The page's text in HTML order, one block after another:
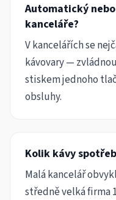
Automatický
kanceláře?
V kancelářích se
kávovary —
stiskem jednoho
obsluhy.
Kolik kávy
Malá kancelář
středně velká firma